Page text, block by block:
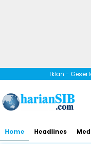
Iklan - Geser
Home Headlines